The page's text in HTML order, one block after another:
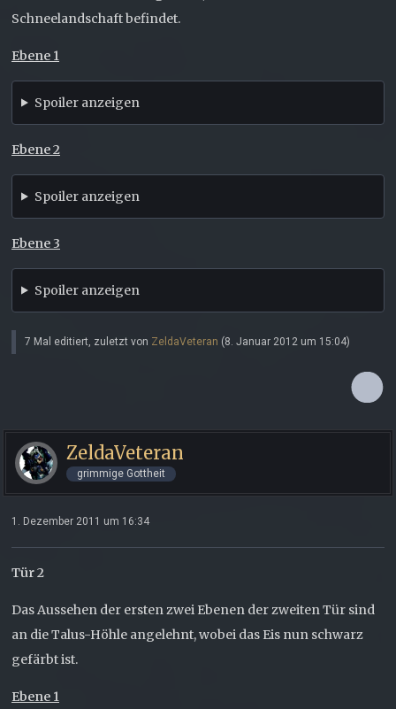
Schneelandschaft befindet.
Ebene 1
Spoiler anzeigen
Ebene 2
Spoiler anzeigen
Ebene 3
Spoiler anzeigen
7 Mal editiert, zuletzt von ZeldaVeteran (8. Januar 2012 um 15:04)
ZeldaVeteran
grimmige Gottheit
1. Dezember 2011 um 16:34
Tür 2
Das Aussehen der ersten zwei Ebenen der zweiten Tür sind
an die Talus-Höhle angelehnt, wobei das Eis nun schwarz
gefärbt ist.
Ebene 1